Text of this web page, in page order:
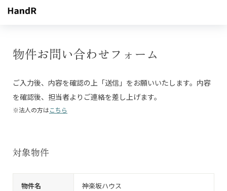
物件お問い合わせフォーム
ご入力後、内容を確認の上「送信」をお願いいたします。内容
を確認後、担当者よりご連絡を差し上げます。
※法人の方はこちら
対象物件
物件名 神楽坂ハウス